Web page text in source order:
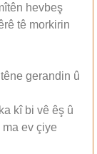
hevbeş
tê morkirin
gerandin û
kî bi vê êş û
ev çiye